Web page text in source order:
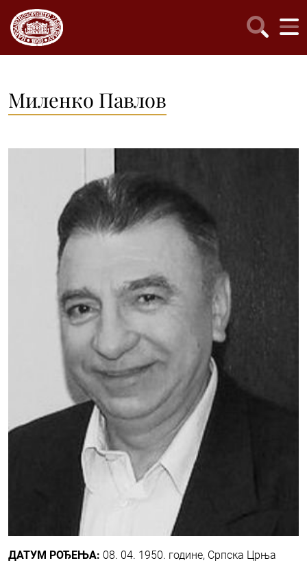
Миленко Павлов
ДАТУМ РОЂЕЊА: 08. 04. 1950. године, Српска Црња